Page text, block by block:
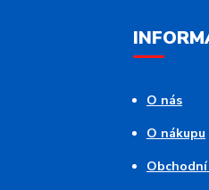
O nás
O nákupu